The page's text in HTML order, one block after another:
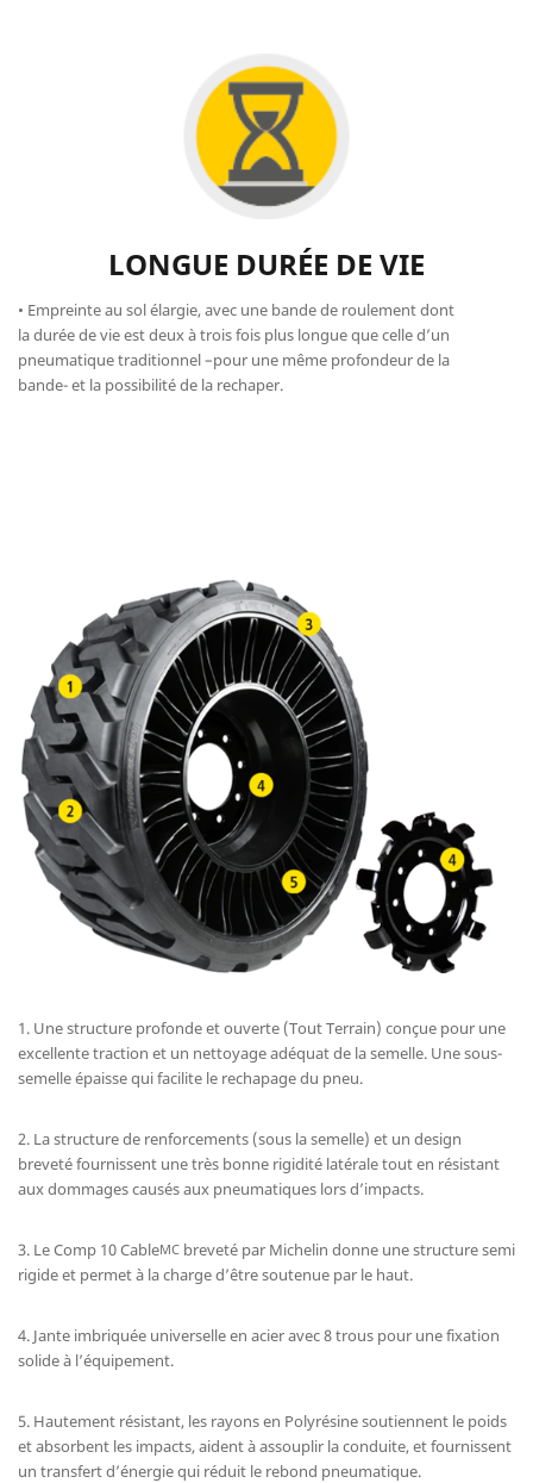
LONGUE DURÉE DE VIE
• Empreinte au sol élargie, avec une bande de roulement dont
la durée de vie est deux à trois fois plus longue que celle d’un
pneumatique traditionnel –pour une même profondeur de la
bande- et la possibilité de la rechaper.
1. Une structure profonde et ouverte (Tout Terrain) conçue pour une
excellente traction et un nettoyage adéquat de la semelle. Une sous-
semelle épaisse qui facilite le rechapage du pneu.
2. La structure de renforcements (sous la semelle) et un design
breveté fournissent une très bonne rigidité latérale tout en résistant
aux dommages causés aux pneumatiques lors d’impacts.
3. Le Comp 10 CableMC breveté par Michelin donne une structure semi
rigide et permet à la charge d’être soutenue par le haut.
4. Jante imbriquée universelle en acier avec 8 trous pour une fixation
solide à l’équipement.
5. Hautement résistant, les rayons en Polyrésine soutiennent le poids
et absorbent les impacts, aident à assouplir la conduite, et fournissent
un transfert d’énergie qui réduit le rebond pneumatique.